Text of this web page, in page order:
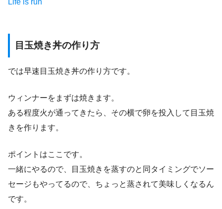
目玉焼き丼の作り方
では早速目玉焼き丼の作り方です。
ウィンナーをまずは焼きます。
ある程度火が通ってきたら、その横で卵を投入して目玉焼
きを作ります。
ポイントはここです。
一緒にやるので、目玉焼きを蒸すのと同タイミングでソー
セージもやってるので、ちょっと蒸されて美味しくなるん
です。